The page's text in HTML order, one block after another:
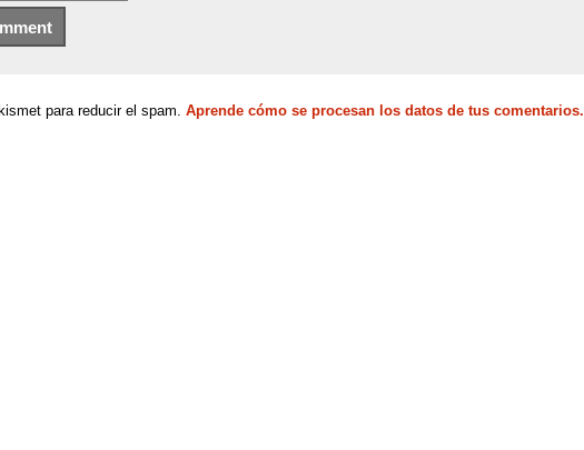
para reducir el spam. Aprende cómo se procesan los datos de tus comentarios.